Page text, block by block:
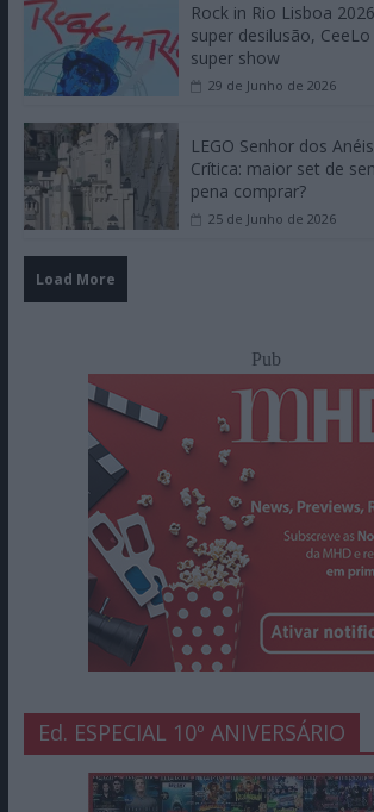
Rock in Rio Lisboa
super desilusão,
super show
29 de Junho de 2026
LEGO Senhor dos
Crítica: maior set de
pena comprar?
25 de Junho de 2026
Load More
Pub
Ed. ESPECIAL 10º ANIVERSÁRIO